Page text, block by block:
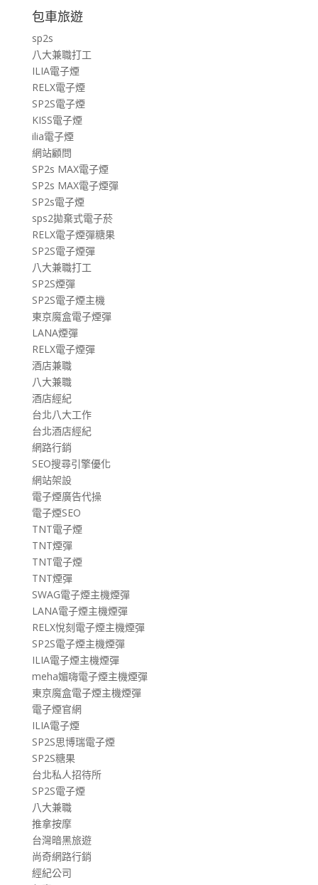
包車旅遊
sp2s
八大兼職打工
ILIA電子煙
RELX電子煙
SP2S電子煙
KISS電子煙
ilia電子煙
網站顧問
SP2s MAX電子煙
SP2s MAX電子煙彈
SP2s電子煙
sps2拋棄式電子菸
RELX電子煙彈糖果
SP2S電子煙彈
八大兼職打工
SP2S煙彈
SP2S電子煙主機
東京魔盒電子煙彈
LANA煙彈
RELX電子煙彈
酒店兼職
八大兼職
酒店經紀
台北八大工作
台北酒店經紀
網路行銷
SEO搜尋引擎優化
網站架設
電子煙廣告代操
電子煙SEO
TNT電子煙
TNT煙彈
TNT電子煙
TNT煙彈
SWAG電子煙主機煙彈
LANA電子煙主機煙彈
RELX悅刻電子煙主機煙彈
SP2S電子煙主機煙彈
ILIA電子煙主機煙彈
meha媚嗨電子煙主機煙彈
東京魔盒電子煙主機煙彈
電子煙官網
ILIA電子煙
SP2S思博瑞電子煙
SP2S糖果
台北私人招待所
SP2S電子煙
八大兼職
推拿按摩
台灣暗黑旅遊
尚奇網路行銷
經紀公司